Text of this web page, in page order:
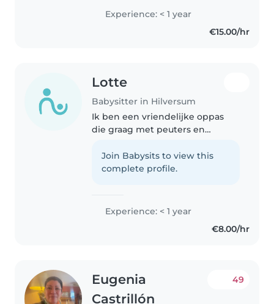
ben zelf vriendelijk, rustig en
betrouwbaar. Op dit moment
Experience: < 1 year
€15.00/hr
Lotte
Babysitter in Hilversum
Ik ben een vriendelijke oppas
die graag met peuters en
creatieve skills zoals voorlezen,
knutselen en muziek maak ik
Join Babysits to view this
complete profile.
Experience: < 1 year
€8.00/hr
Eugenia
Castrillón
49